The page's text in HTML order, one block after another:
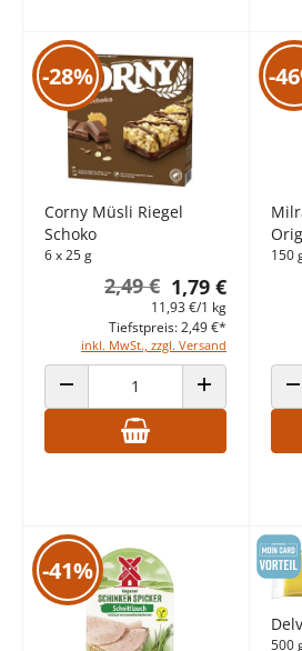
-28%
Corny Müsli Riegel
Schoko
6 x 25 g
1,79 €
2,49 €
11,93 €/1 kg
inkl. MwSt., zzgl. Versand
Tiefstpreis: 2,49 €*
ANZAHL VERRINGERN ANZAHL
-
150
-41%
500